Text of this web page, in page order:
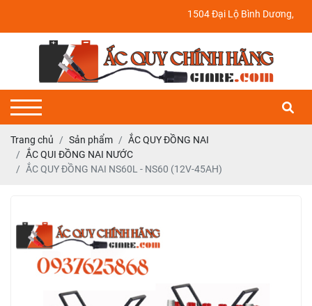
1504 Đại Lộ Bình Dương, P. Định
Trang chủ Sản phẩm
ẮC QUY ĐỒNG NAI
ẮC QUI ĐỒNG NAI NƯỚC
ẮC QUY ĐỒNG NAI NS60L - NS60 (12V-45AH)